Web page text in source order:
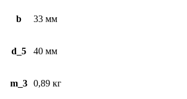
b 33 мм
d_5 40 мм
m_3 0,89 кг